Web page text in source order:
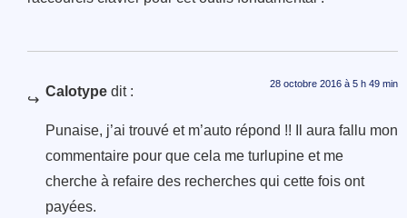
Calotype dit : 28 octobre 2016 à 5 h 49 min
Punaise, j’ai trouvé et m’auto répond !! Il aura fallu mon
commentaire pour que cela me turlupine et me
cherche à refaire des recherches qui cette fois ont
payées.